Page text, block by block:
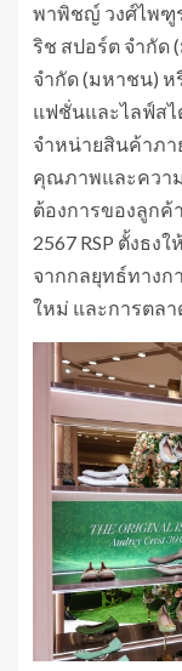
พาพิชญ์ วงศ์ไพฑู
ริช สปอร์ต จำกัด
จำกัด (มหาชน) ห
แฟชั่นและไลฟ์สไ
จำหน่ายสินค้าภ
คุณภาพและควา
ต้องการของลูกค้
2567 RSP ตั้งธง
จากกลยุทธ์ทางก
ใหม่ และการตล